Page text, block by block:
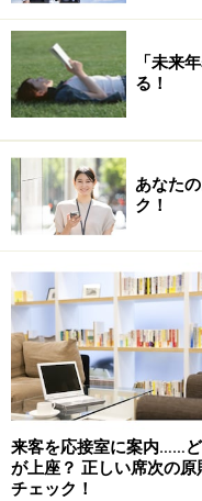
ここまでどのよ
自宅から勤務先までの
うかの大きなポイント
面接者の緊張をほぐ
きる範囲の通勤時間
序よく人に説明がで
「未来
る！
あなた
ク！
来客を応接室に案内……
が上座？ 正しい席次の原
チェック！